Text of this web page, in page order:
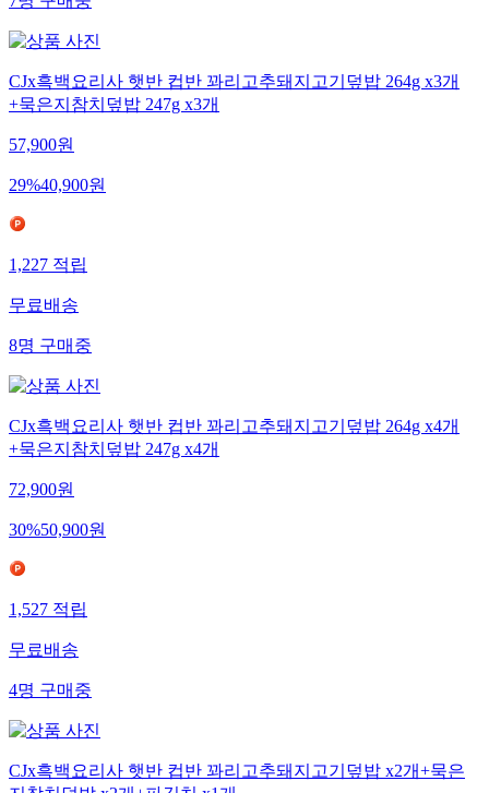
7명구매중
CJx흑백요리사 햇반 컵반 꽈리고추돼지고기덮밥 264g x3개
+묵은지참치덮밥 247g x3개
57,900원
29%40,900원
1,227적립
무료배송
8명구매중
CJx흑백요리사 햇반 컵반 꽈리고추돼지고기덮밥 264g x4개
+묵은지참치덮밥 247g x4개
72,900원
30%50,900원
1,527적립
무료배송
4명구매중
CJx흑백요리사 햇반 컵반 꽈리고추돼지고기덮밥 x2개+묵은